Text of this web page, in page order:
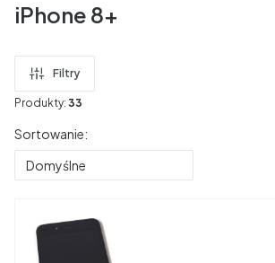
iPhone 8+
Filtry
Produkty: 33
Lista produktów
Sortowanie:
Domyślne